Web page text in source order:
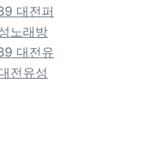
대전퍼
노래방
대전유
전유성